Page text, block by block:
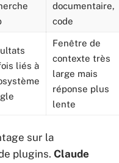
documentaire,
code
liés à
Fenêtre de
contexte très
large mais
réponse plus
lente
sur la
plugins. Claude